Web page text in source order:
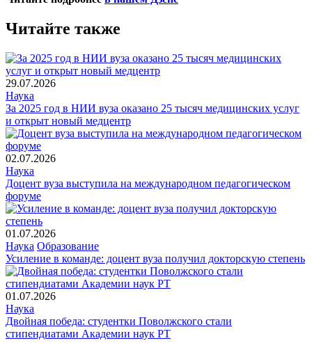
Читайте также
29.07.2026
Наука
За 2025 год в НИИ вуза оказано 25 тысяч медицинских услуг
и открыт новый медцентр
02.07.2026
Наука
Доцент вуза выступила на международном педагогическом
форуме
01.07.2026
Наука Образование
Усиление в команде: доцент вуза получил докторскую степень
01.07.2026
Наука
Двойная победа: студентки Поволжского стали
стипендиатами Академии наук РТ